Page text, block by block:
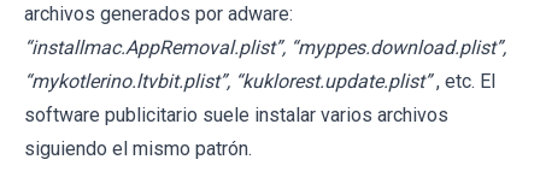
archivos generados por adware:
“installmac.AppRemoval.plist”, “myppes.download.plist”,
“mykotlerino.ltvbit.plist”, “kuklorest.update.plist” , etc. El
software publicitario suele instalar varios archivos
siguiendo el mismo patrón.